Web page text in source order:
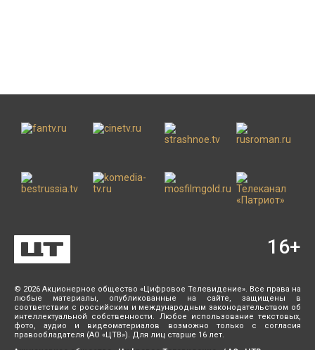
© 2026 Акционерное общество «Цифровое Телевидение». Все права на
любые материалы, опубликованные на сайте, защищены в
соответствии с российским и международным законодательством об
интеллектуальной собственности. Любое использование текстовых,
фото, аудио и видеоматериалов возможно только с согласия
правообладателя (АО «ЦТВ»). Для лиц старше 16 лет.
16+